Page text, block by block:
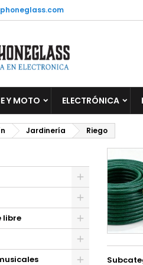
Y MOTO ELECTRÓNICA
Jardinería Riego
libre